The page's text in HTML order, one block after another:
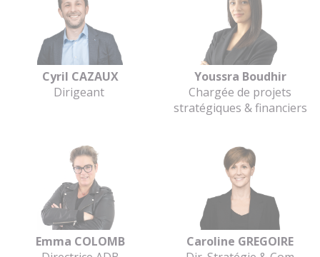
Cyril CAZAUX
Dirigeant
Youssra Boudhir
Chargée de projets
stratégiques & financiers
Emma COLOMB
Caroline GREGOIRE